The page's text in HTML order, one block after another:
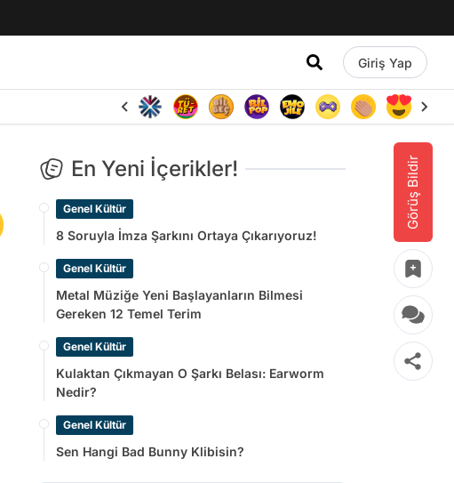
Giriş Yap
Görüş Bildir
En Yeni İçerikler!
Genel Kültür
8 Soruyla İmza Şarkını Ortaya Çıkarıyoruz!
Genel Kültür
Metal Müziğe Yeni Başlayanların Bilmesi
Gereken 12 Temel Terim
Genel Kültür
Kulaktan Çıkmayan O Şarkı Belası: Earworm
Nedir?
Genel Kültür
Sen Hangi Bad Bunny Klibisin?